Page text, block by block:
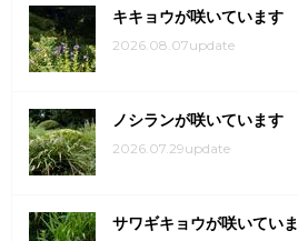
キキョウが咲いています
2026.08.07update
ノシランが咲いています
2026.07.29update
サワギキョウが咲いてい